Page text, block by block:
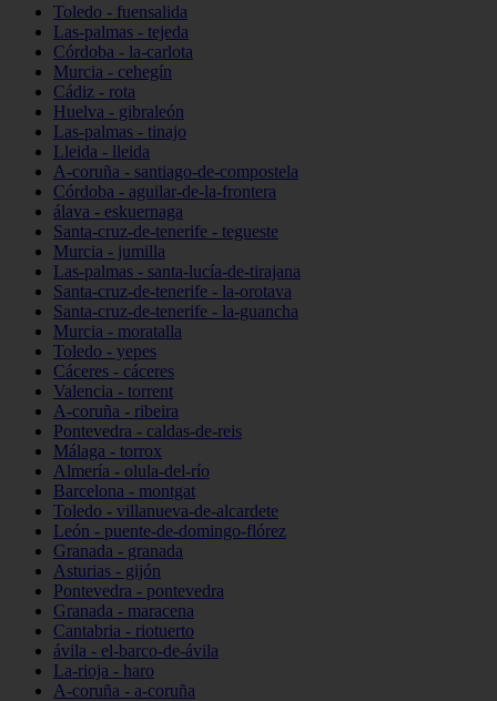
Toledo - fuensalida
Las-palmas - tejeda
Córdoba - la-carlota
Murcia - cehegín
Cádiz - rota
Huelva - gibraleón
Las-palmas - tinajo
Lleida - lleida
A-coruña - santiago-de-compostela
Córdoba - aguilar-de-la-frontera
álava - eskuernaga
Santa-cruz-de-tenerife - tegueste
Murcia - jumilla
Las-palmas - santa-lucía-de-tirajana
Santa-cruz-de-tenerife - la-orotava
Santa-cruz-de-tenerife - la-guancha
Murcia - moratalla
Toledo - yepes
Cáceres - cáceres
Valencia - torrent
A-coruña - ribeira
Pontevedra - caldas-de-reis
Málaga - torrox
Almería - olula-del-río
Barcelona - montgat
Toledo - villanueva-de-alcardete
León - puente-de-domingo-flórez
Granada - granada
Asturias - gijón
Pontevedra - pontevedra
Granada - maracena
Cantabria - riotuerto
ávila - el-barco-de-ávila
La-rioja - haro
A-coruña - a-coruña